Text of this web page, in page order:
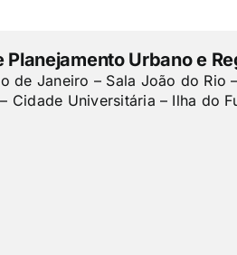
Urbano e
de Janeiro – Sala João do Rio
Cidade Universitária – Ilha do